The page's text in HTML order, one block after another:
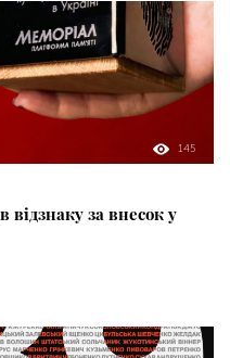
145
за внесок у